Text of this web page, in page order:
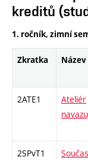
kreditů
1. ročník, zimní
Zkratka Název
2ATE1
Ateliér
2SPvT1